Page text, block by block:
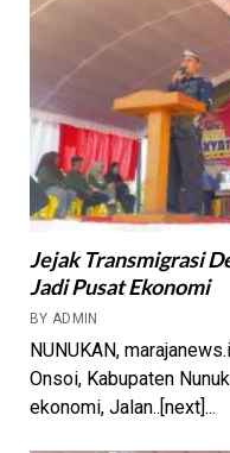
Jejak Transmigrasi
Jadi Pusat Ekonomi
BY ADMIN
NUNUKAN,
Onsoi, Kabupaten
ekonomi, Jalan..[next]...